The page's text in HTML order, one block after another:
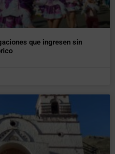
que ingresen sin